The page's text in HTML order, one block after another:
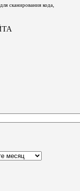
сканирования кода,